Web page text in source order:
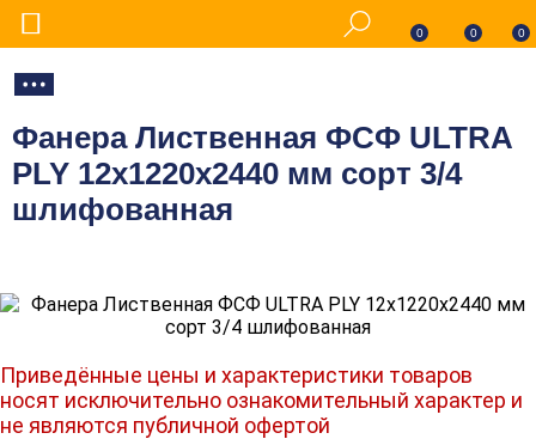
0 0 0
Фанера Лиственная ФСФ ULTRA
PLY 12х1220х2440 мм сорт 3/4
шлифованная
Приведённые цены и характеристики товаров
носят исключительно ознакомительный характер и
не являются публичной офертой